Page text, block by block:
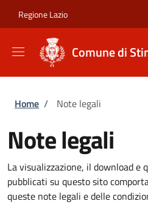
Regione Lazio
Comune di
Briciole di pane
Home / Note legali
Note legali
La visualizzazione, il download e
pubblicati su questo sito
queste note legali e delle